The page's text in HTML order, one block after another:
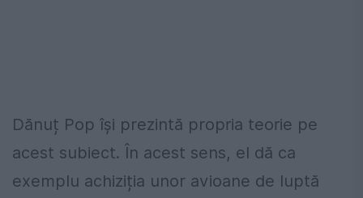
Dănuț Pop își prezintă propria teorie pe
acest subiect. În acest sens, el dă ca
exemplu achiziția unor avioane de luptă